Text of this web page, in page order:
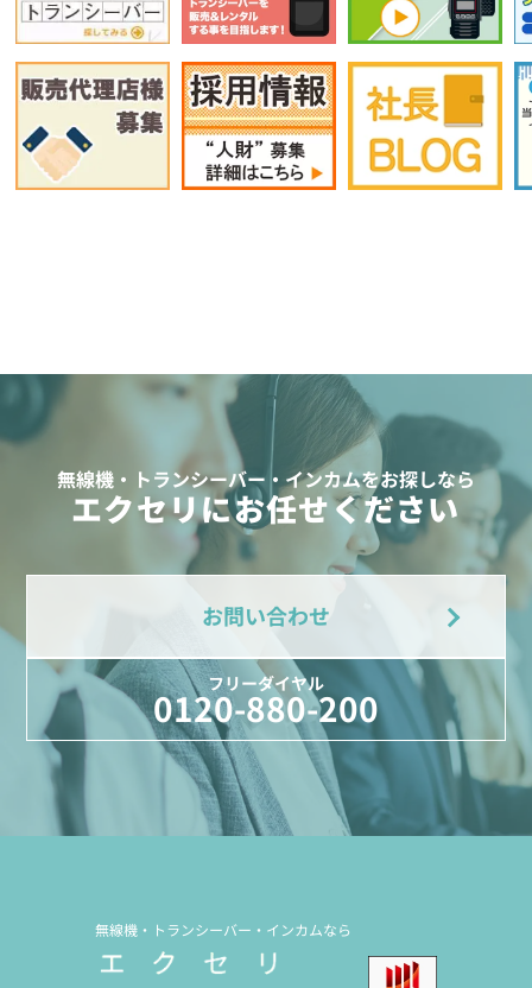
無線機・トランシーバー・インカムをお探しなら
エクセリにお任せください
お問い合わせ
フリーダイヤル
0120-880-200
無線機・トランシーバー・インカムなら